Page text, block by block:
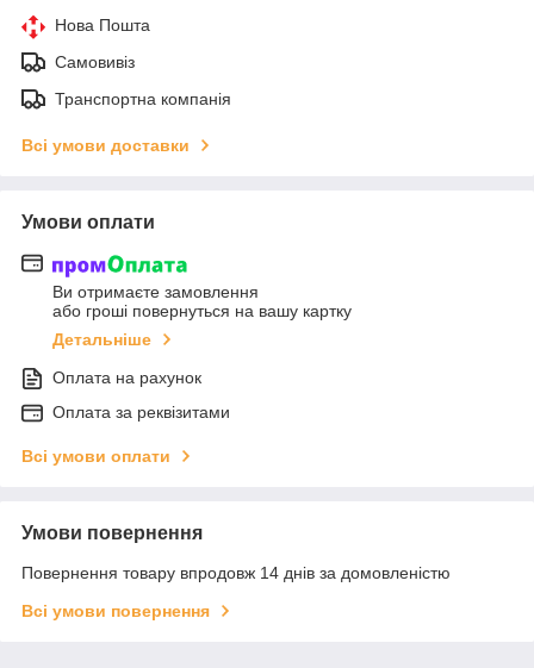
Нова Пошта
Самовивіз
Транспортна компанія
Всі умови доставки
Умови оплати
Ви отримаєте замовлення
або гроші повернуться на вашу картку
Детальніше
Оплата на рахунок
Оплата за реквізитами
Всі умови оплати
Умови повернення
Повернення товару впродовж 14 днів за домовленістю
Всі умови повернення